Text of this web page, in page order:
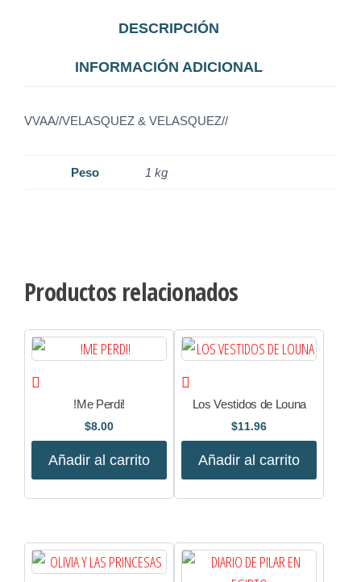
DESCRIPCIÓN
INFORMACIÓN ADICIONAL
VVAA//VELASQUEZ & VELASQUEZ//
Peso 1 kg
Productos relacionados
!Me Perdi!
$8.00
Añadir al carrito
Los Vestidos de Louna
$11.96
Añadir al carrito